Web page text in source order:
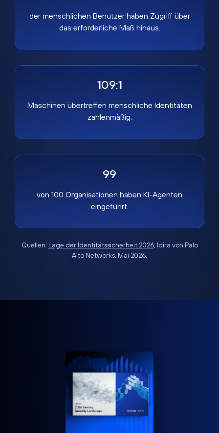
der menschlichen Benutzer haben Zugriff über
das erforderliche Maß hinaus.
109:1
Maschinen übertreffen menschliche Identitäten
zahlenmäßig.
99
von 100 Organisationen haben KI-Agenten
eingeführt.
Quellen: Lage der Identitätssicherheit 2026, Idira von Palo
Alto Networks, Mai 2026.